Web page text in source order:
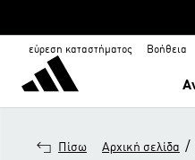
εύρεση καταστήματος Βοήθεια
Πίσω Αρχική σελίδα /